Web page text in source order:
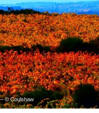
– © Coulshaw